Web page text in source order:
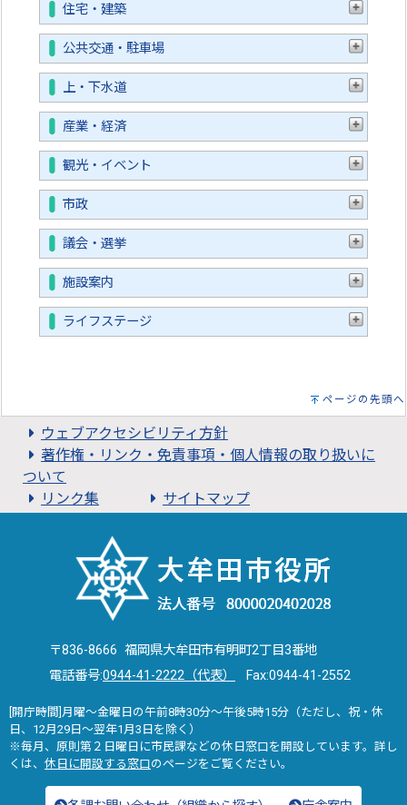
住宅・建築
公共交通・駐車場
上・下水道
産業・経済
観光・イベント
市政
議会・選挙
施設案内
ライフステージ
ページの先頭へ
ウェブアクセシビリティ方針
著作権・リンク・免責事項・個人情報の取り扱いに
ついて
リンク集
サイトマップ
〒836-8666 福岡県大牟田市有明町2丁目3番地
電話番号:0944-41-2222（代表） Fax:0944-41-2552
[開庁時間]月曜～金曜日の午前8時30分～午後5時15分（ただし、祝・休
日、12月29日～翌年1月3日を除く）
※毎月、原則第２日曜日に市民課などの休日窓口を開設しています。詳し
くは、 休日に開設する窓口のページをご覧ください。